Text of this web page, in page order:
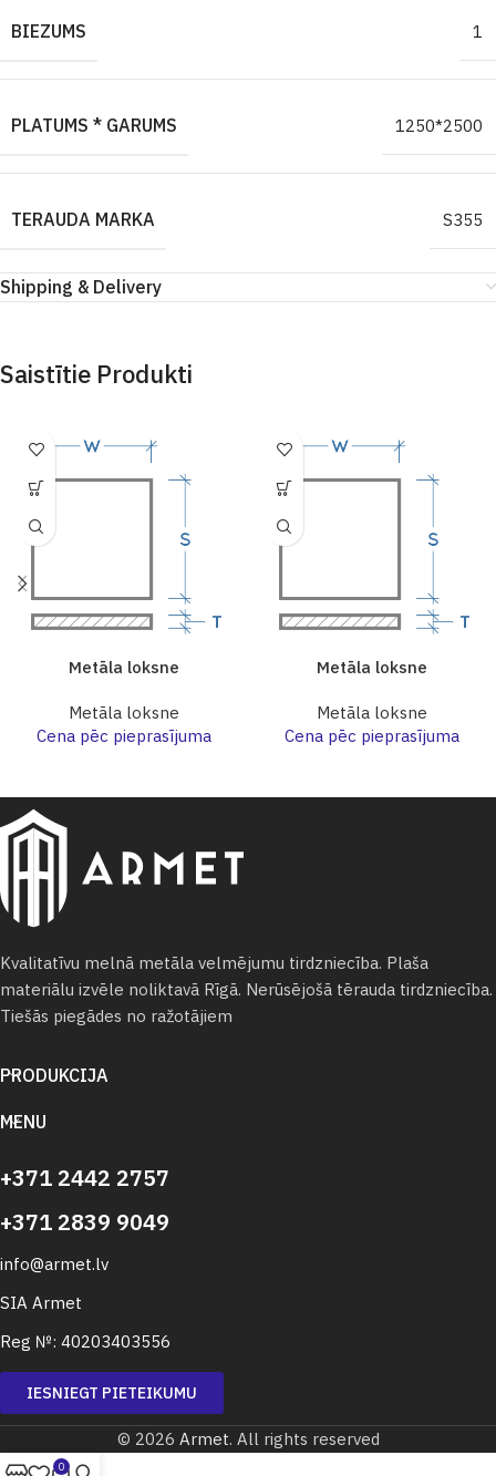
BIEZUMS
1
PLATUMS * GARUMS 1250*2500
TERAUDA MARKA S355
Shipping & Delivery
Saistītie Produkti
Metāla loksne
Metāla loksne
Cena pēc pieprasījuma
Metāla loksne
Metāla loksne
Cena pēc pieprasījuma
Kvalitatīvu melnā metāla velmējumu tirdzniecība. Plaša
materiālu izvēle noliktavā Rīgā. Nerūsējošā tērauda tirdzniecība.
Tiešās piegādes no ražotājiem
PRODUKCIJA
MENU
+371 2442 2757
+371 2839 9049
info@armet.lv
SIA Armet
Reg №: 40203403556
IESNIEGT PIETEIKUMU
© 2026 Armet. All rights reserved
0